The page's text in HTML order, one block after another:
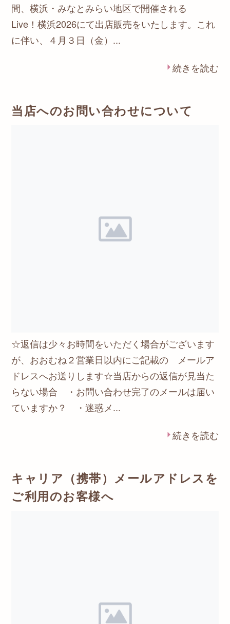
間、横浜・みなとみらい地区で開催される
Live！横浜2026にて出店販売をいたします。これ
に伴い、４月３日（金）...
続きを読む
当店へのお問い合わせについて
☆返信は少々お時間をいただく場合がございます
が、おおむね２営業日以内にご記載の メールア
ドレスへお送りします☆当店からの返信が見当た
らない場合 ・お問い合わせ完了のメールは届い
ていますか？ ・迷惑メ...
続きを読む
キャリア（携帯）メールアドレスを
ご利用のお客様へ